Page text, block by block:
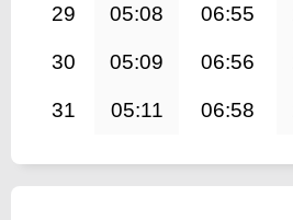
29 05:08 06:55
30 05:09 06:56
31 05:11 06:58